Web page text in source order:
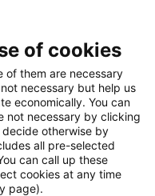
of cookies
of them are necessary
necessary but help us
economically. You can
not necessary by clicking
otherwise by
all pre-selected
can call up these
cookies at any time
page).